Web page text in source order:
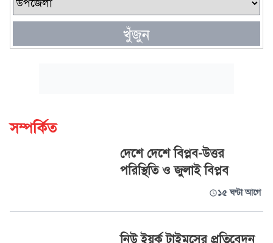
খুঁজুন
সম্পর্কিত
দেশে দেশে বিপ্লব-উত্তর
পরিস্থিতি ও জুলাই বিপ্লব
১৫ ঘণ্টা আগে
নিউ ইয়র্ক টাইমসের প্রতিবেদন